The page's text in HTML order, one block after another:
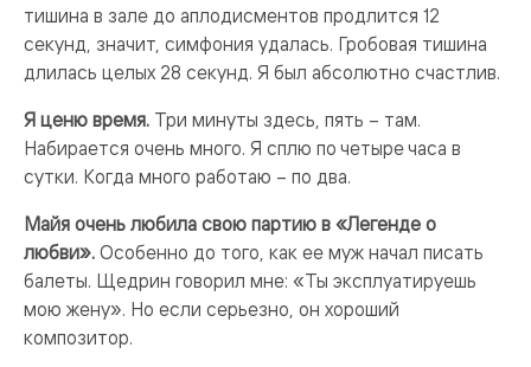
тишина в зале до аплодисментов продлится 12
секунд, значит, симфония удалась. Гробовая тишина
длилась целых 28 секунд. Я был абсолютно счастлив.
Я ценю время. Три минуты здесь, пять – там.
Набирается очень много. Я сплю по четыре часа в
сутки. Когда много работаю – по два.
Майя очень любила свою партию в «Легенде о
любви». Особенно до того, как ее муж начал писать
балеты. Щедрин говорил мне: «Ты эксплуатируешь
мою жену». Но если серьезно, он хороший
композитор.